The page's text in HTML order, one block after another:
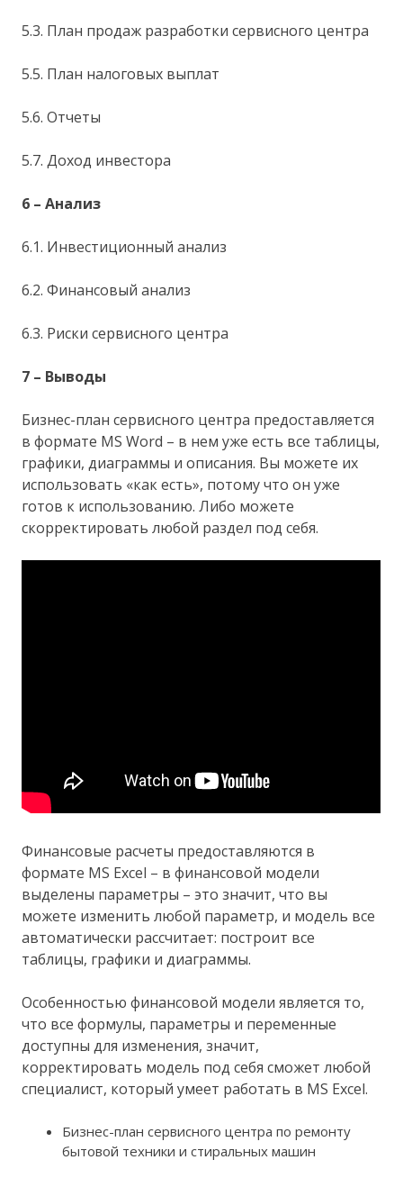
5.3. План продаж разработки сервисного центра
5.5. План налоговых выплат
5.6. Отчеты
5.7. Доход инвестора
6 – Анализ
6.1. Инвестиционный анализ
6.2. Финансовый анализ
6.3. Риски сервисного центра
7 – Выводы
Бизнес-план сервисного центра предоставляется
в формате MS Word – в нем уже есть все таблицы,
графики, диаграммы и описания. Вы можете их
использовать «как есть», потому что он уже
готов к использованию. Либо можете
скорректировать любой раздел под себя.
Финансовые расчеты предоставляются в
формате MS Excel – в финансовой модели
выделены параметры – это значит, что вы
можете изменить любой параметр, и модель все
автоматически рассчитает: построит все
таблицы, графики и диаграммы.
Особенностью финансовой модели является то,
что все формулы, параметры и переменные
доступны для изменения, значит,
корректировать модель под себя сможет любой
специалист, который умеет работать в MS Excel.
Бизнес-план сервисного центра по ремонту
бытовой техники и стиральных машин